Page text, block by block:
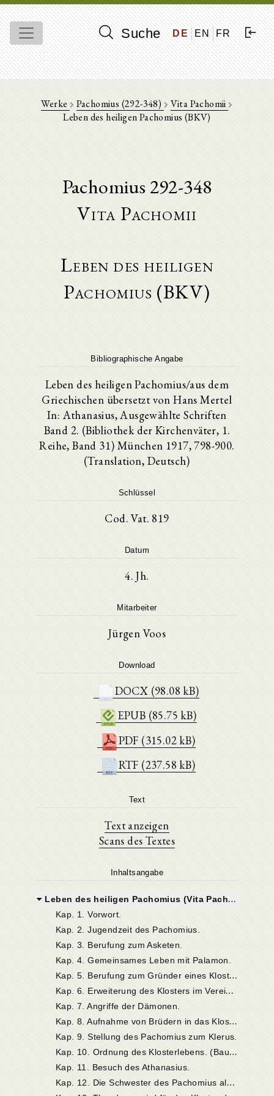
Suche DE EN FR
Werke Pachomius (292-348)
Vita Pachomii
Leben des heiligen Pachomius (BKV)
Pachomius 292-348
Vita Pachomii
Leben des heiligen
Pachomius (BKV)
Bibliographische Angabe
Leben des heiligen Pachomius/aus dem
Griechischen übersetzt von Hans Mertel
In: Athanasius, Ausgewählte Schriften
Band 2. (Bibliothek der Kirchenväter, 1.
Reihe, Band 31) München 1917, 798-900.
(Translation, Deutsch)
Schlüssel
Cod. Vat. 819
Datum
4. Jh.
Mitarbeiter
Jürgen Voos
Download
DOCX (98.08 kB)
EPUB (85.75 kB)
PDF (315.02 kB)
RTF (237.58 kB)
Text
Text anzeigen
Scans des Textes
Inhaltsangabe
Leben des heiligen Pachomius (Vita Pachomii)
Kap. 1. Vorwort.
Kap. 2. Jugendzeit des Pachomius.
Kap. 3. Berufung zum Asketen.
Kap. 4. Gemeinsames Leben mit Palamon.
K
ap. 5. Berufung zum Gründer eines Klosters in Tabennesis.
K
ap. 6. Erweiterung des Klosters im Verein mit seinem Bruder Johannes.
Kap. 7. Angriffe der Dämonen.
K
ap. 8. Aufnahme von Brüdern in das Kloster.
Kap. 9. Stellung des Pachomius zum Klerus.
K
ap. 10. Ordnung des Klosterlebens. (Bau einer Kirche.)
Kap. 11. Besuch des Athanasius.
K
ap. 12. Die Schwester des Pachomius als Vorsteherin eines Frauenklosters.